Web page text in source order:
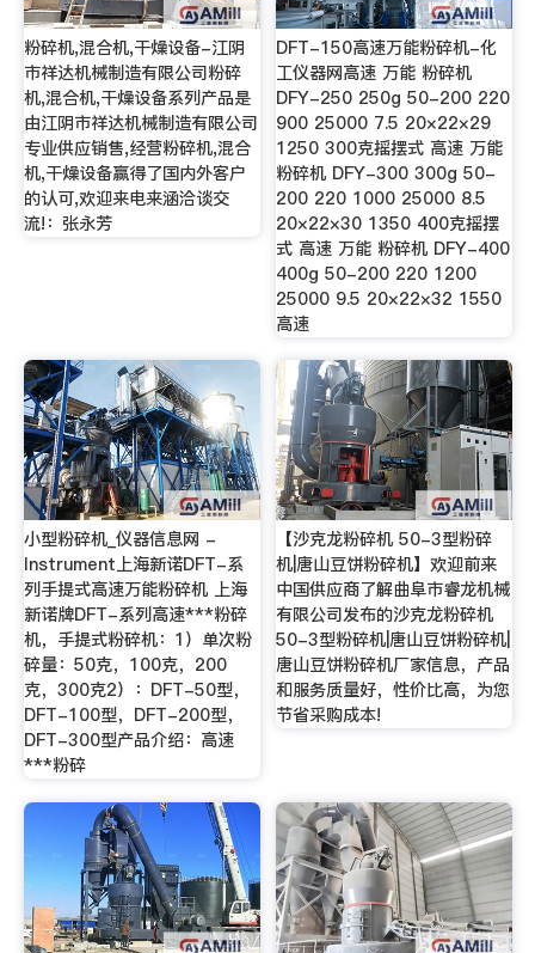
粉碎机,混合机,干燥设备-江阴
市祥达机械制造有限公司粉碎
机,混合机,干燥设备系列产品是
由江阴市祥达机械制造有限公司
专业供应销售,经营粉碎机,混合
机,干燥设备赢得了国内外客户
的认可,欢迎来电来涵洽谈交
流!：张永芳
DFT-150高速万能粉碎机-化
工仪器网高速 万能 粉碎机
DFY-250 250g 50-200 220
900 25000 7.5 20×22×29
1250 300克摇摆式 高速 万能
粉碎机 DFY-300 300g 50-
200 220 1000 25000 8.5
20×22×30 1350 400克摇摆
式 高速 万能 粉碎机 DFY-400
400g 50-200 220 1200
25000 9.5 20×22×32 1550
高速
小型粉碎机_仪器信息网 -
Instrument上海新诺DFT-系
列手提式高速万能粉碎机 上海
新诺牌DFT-系列高速***粉碎
机，手提式粉碎机：1）单次粉
碎量：50克，100克，200
克，300克2）：DFT-50型，
DFT-100型，DFT-200型，
DFT-300型产品介绍：高速
***粉碎
【沙克龙粉碎机 50-3型粉碎
机|唐山豆饼粉碎机】欢迎前来
中国供应商了解曲阜市睿龙机械
有限公司发布的沙克龙粉碎机
50-3型粉碎机|唐山豆饼粉碎机|
唐山豆饼粉碎机厂家信息，产品
和服务质量好，性价比高，为您
节省采购成本!